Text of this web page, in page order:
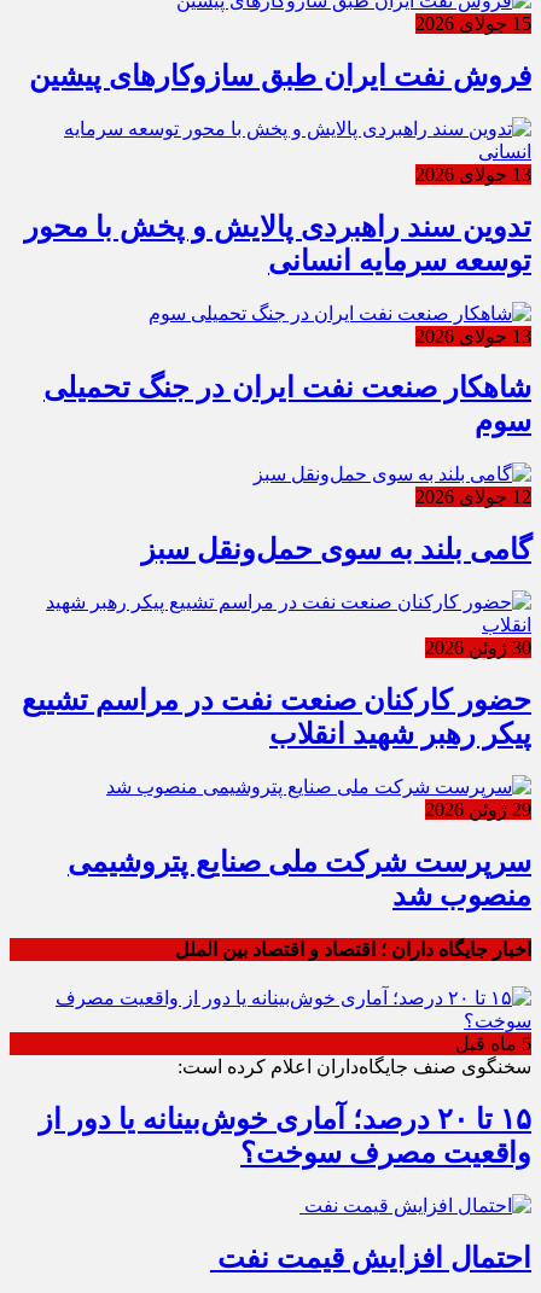
15 جولای 2026
فروش نفت ایران طبق سازوکارهای پیشین
13 جولای 2026
تدوین سند راهبردی پالایش و پخش با محور
توسعه سرمایه انسانی
13 جولای 2026
شاهکار صنعت نفت ایران در جنگ تحمیلی
سوم
12 جولای 2026
گامی بلند به سوی حمل‌ونقل سبز
30 ژوئن 2026
حضور کارکنان صنعت نفت در مراسم تشییع
پیکر رهبر شهید انقلاب
29 ژوئن 2026
سرپرست شرکت ملی صنایع پتروشیمی
منصوب شد
اخبار جایگاه داران ؛ اقتصاد و اقتصاد بین الملل
5 ماه قبل
سخنگوی صنف جایگاه‌داران اعلام کرده است:
۱۵ تا ۲۰ درصد؛ آماری خوش‌بینانه یا دور از
واقعیت مصرف سوخت؟
احتمال افزایش قیمت نفت